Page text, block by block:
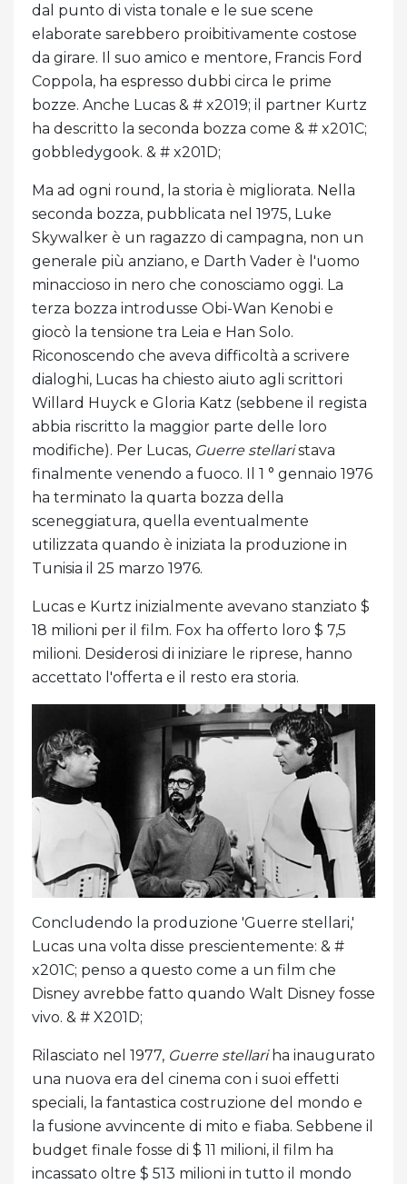
dal punto di vista tonale e le sue scene
elaborate sarebbero proibitivamente costose
da girare. Il suo amico e mentore, Francis Ford
Coppola, ha espresso dubbi circa le prime
bozze. Anche Lucas & # x2019; il partner Kurtz
ha descritto la seconda bozza come & # x201C;
gobbledygook. & # x201D;
Ma ad ogni round, la storia è migliorata. Nella
seconda bozza, pubblicata nel 1975, Luke
Skywalker è un ragazzo di campagna, non un
generale più anziano, e Darth Vader è l'uomo
minaccioso in nero che conosciamo oggi. La
terza bozza introdusse Obi-Wan Kenobi e
giocò la tensione tra Leia e Han Solo.
Riconoscendo che aveva difficoltà a scrivere
dialoghi, Lucas ha chiesto aiuto agli scrittori
Willard Huyck e Gloria Katz (sebbene il regista
abbia riscritto la maggior parte delle loro
modifiche). Per Lucas, Guerre stellaristava
finalmente venendo a fuoco. Il 1 ° gennaio 1976
ha terminato la quarta bozza della
sceneggiatura, quella eventualmente
utilizzata quando è iniziata la produzione in
Tunisia il 25 marzo 1976.
Lucas e Kurtz inizialmente avevano stanziato $
18 milioni per il film. Fox ha offerto loro $ 7,5
milioni. Desiderosi di iniziare le riprese, hanno
accettato l'offerta e il resto era storia.
Concludendo la produzione 'Guerre stellari,'
Lucas una volta disse prescientemente: & #
x201C; penso a questo come a un film che
Disney avrebbe fatto quando Walt Disney fosse
vivo. & # X201D;
Rilasciato nel 1977, Guerre stellariha inaugurato
una nuova era del cinema con i suoi effetti
speciali, la fantastica costruzione del mondo e
la fusione avvincente di mito e fiaba. Sebbene il
budget finale fosse di $ 11 milioni, il film ha
incassato oltre $ 513 milioni in tutto il mondo